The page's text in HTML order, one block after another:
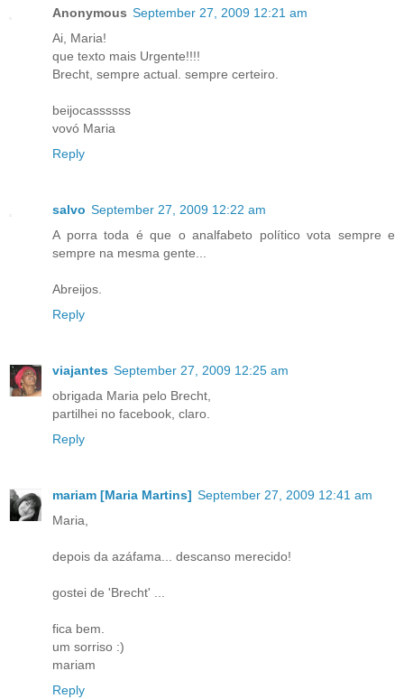
Anonymous September 27, 2009 12:21 am
Ai, Maria!
que texto mais Urgente!!!!
Brecht, sempre actual. sempre certeiro.
beijocassssss
vovó Maria
Reply
salvo September 27, 2009 12:22 am
A porra toda é que o analfabeto político vota sempre e
sempre na mesma gente...
Abreijos.
Reply
viajantes September 27, 2009 12:25 am
obrigada Maria pelo Brecht,
partilhei no facebook, claro.
Reply
mariam [Maria Martins] September 27, 2009 12:41 am
Maria,
depois da azáfama... descanso merecido!
gostei de 'Brecht' ...
fica bem.
um sorriso :)
mariam
Reply